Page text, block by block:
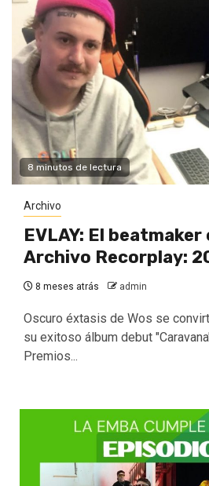
8 minutos de lectura
Archivo
EVLAY: El
Archivo Recorplay:
8 meses atrás admin
Oscuro éxtasis de Wos se
su exitoso álbum debut
Premios...